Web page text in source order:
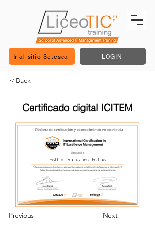
Ir al sitio Setesca LOGIN
< Back
Certificado digital ICITEM
Esther Sánchez Patus
Previous Next